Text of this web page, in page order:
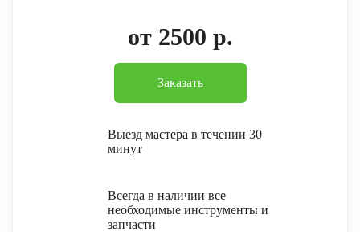
от 2500 р.
Заказать
Выезд мастера в течении 30
минут
Всегда в наличии все
необходимые инструменты и
запчасти